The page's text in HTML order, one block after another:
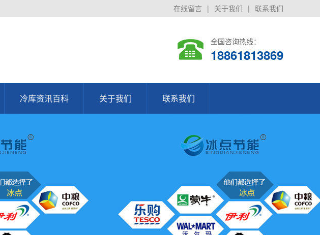
在线留言 | 关于我们 | 联系我们
全国咨询热线：
18861813869
冷库资讯百科 关于我们 联系我们